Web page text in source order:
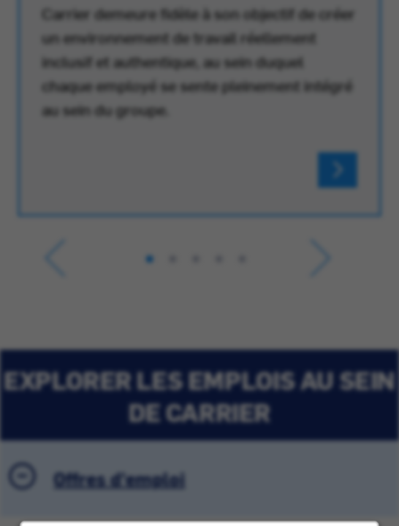
Carrier demeure fidèle à son objectif de créer
un environnement de travail réellement
inclusif et authentique, au sein duquel
chaque employé se sente pleinement intégré
au sein du groupe.
EXPLORER LES EMPLOIS AU SEIN
DE CARRIER
Offres d'emploi